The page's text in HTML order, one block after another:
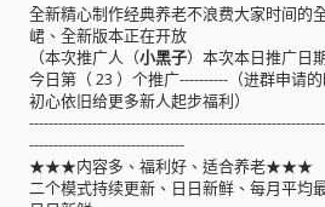
全新精心制作经典养老不浪费大家时间的
峮、全新版本正在开放
（本次推广人（小黑子）本次本日推广日
今日第（ 23 ）个推广----------（进群申请
初心依旧给更多新人起步福利）
--------------------------------
★★★内容多、福利好、适合养老★★★
二个模式持续更新、日日新鲜、每月平均